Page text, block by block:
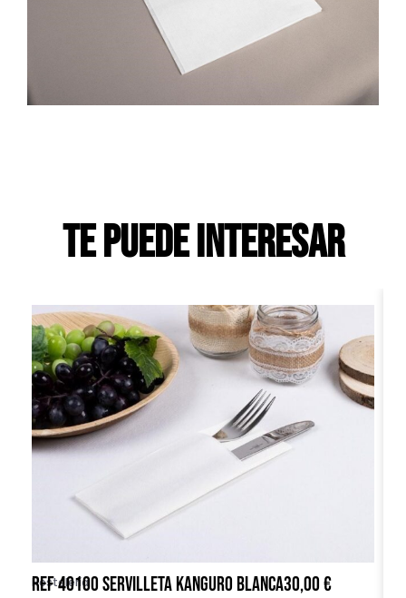
Te puede interesar
Hostelería
REF 40100 SERVILLETA KANGURO BLANCA30,00€